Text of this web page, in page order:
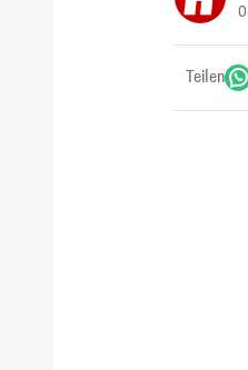
Teilen